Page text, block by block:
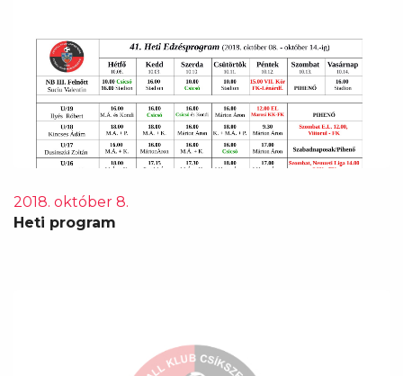
2018. október 8.
Heti program